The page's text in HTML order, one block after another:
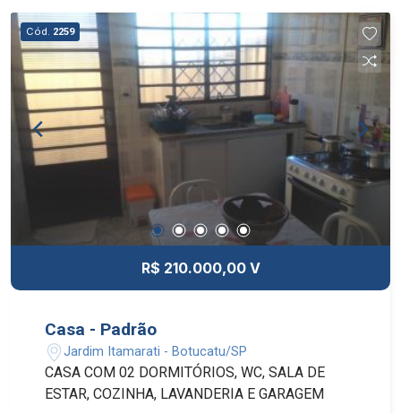
Cód. 2259
R$ 210.000,00 V
Casa - Padrão
Jardim Itamarati - Botucatu/SP
CASA COM 02 DORMITÓRIOS, WC, SALA DE
ESTAR, COZINHA, LAVANDERIA E GARAGEM